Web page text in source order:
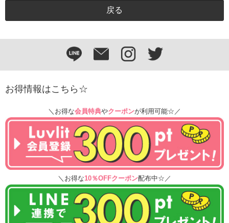
お得情報はこちら☆
＼お得な会員特典やクーポンが利用可能☆／
＼お得な10％OFFクーポン配布中☆／